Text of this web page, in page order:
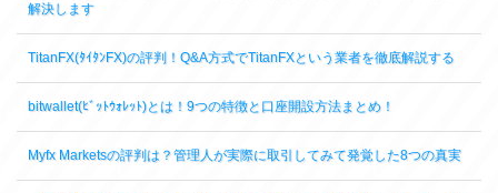
解決します
TitanFX(ﾀｲﾀﾝFX)の評判！Q&A方式でTitanFXという業者を徹底解説する
bitwallet(ﾋﾞｯﾄｳｫﾚｯﾄ)とは！9つの特徴と口座開設方法まとめ！
Myfx Marketsの評判は？管理人が実際に取引してみて発覚した8つの真実